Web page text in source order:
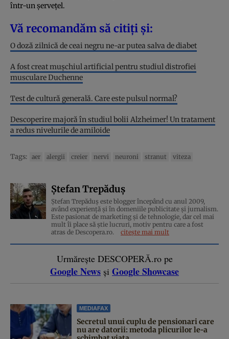
într-un șervețel.
Vă recomandăm să citiți și:
O doză zilnică de ceai negru ne-ar putea salva de diabet
A fost creat mușchiul artificial pentru studiul distrofiei
musculare Duchenne
Test de cultură generală. Care este pulsul normal?
Descoperire majoră în studiul bolii Alzheimer! Un tratament
a redus nivelurile de amiloide
Tags: aer alergii creier nervi neuroni stranut viteza
Ștefan Trepăduș
Ștefan Trepăduș este blogger începând cu anul 2009,
având experiență și în domeniile publicitate și jurnalism.
Este pasionat de marketing și de tehnologie, dar cel mai
mult îi place să știe lucruri, motiv pentru care a fost
atras de Descopera.ro.
citește mai mult
Urmărește DESCOPERĂ.ro pe
Google News și Google Showcase
MEDIAFAX
Secretul unui cuplu de pensionari care
nu are datorii: metoda plicurilor le-a